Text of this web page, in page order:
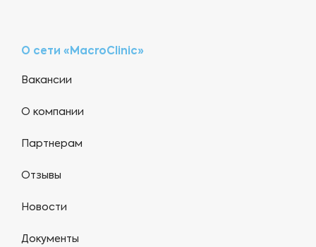
О сети «MacroClinic»
Вакансии
О компании
Партнерам
Отзывы
Новости
Документы